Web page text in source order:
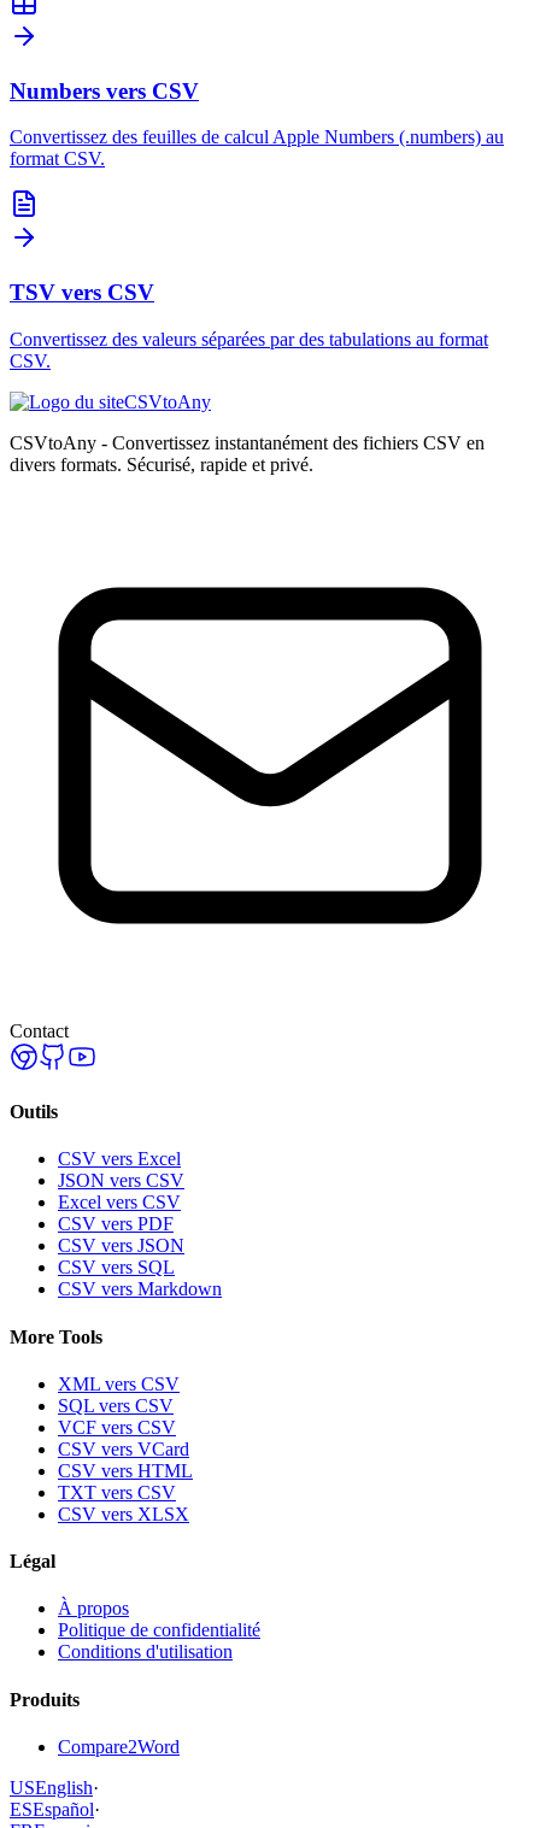
Numbers vers CSV
Convertissez des feuilles de calcul Apple Numbers (.numbers) au
format CSV.
TSV vers CSV
Convertissez des valeurs séparées par des tabulations au format
CSV.
CSVtoAny
CSVtoAny - Convertissez instantanément des fichiers CSV en
divers formats. Sécurisé, rapide et privé.
Contact
Outils
CSV vers Excel
JSON vers CSV
Excel vers CSV
CSV vers PDF
CSV vers JSON
CSV vers SQL
CSV vers Markdown
More Tools
XML vers CSV
SQL vers CSV
VCF vers CSV
CSV vers VCard
CSV vers HTML
TXT vers CSV
CSV vers XLSX
Légal
À propos
Politique de confidentialité
Conditions d'utilisation
Produits
Compare2Word
USEnglish·
ESEspañol·